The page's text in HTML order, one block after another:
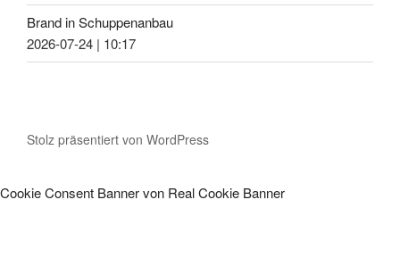
Brand in Schuppenanbau
2026-07-24 | 10:17
Stolz präsentiert von WordPress
Cookie Consent Banner von Real Cookie Banner